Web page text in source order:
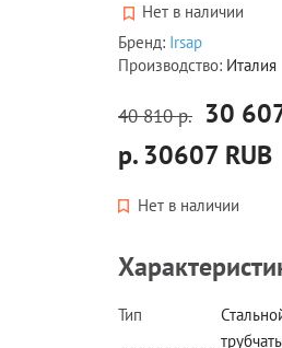
Нет в наличии
Бренд: Irsap
Производство: Италия
40 810 р. 30
р. 30607 RUB
Нет в наличии
Тип